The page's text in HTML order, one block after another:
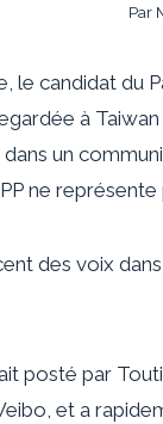
Par
le candidat du
à
un
ne représente
des voix
posté par
et a